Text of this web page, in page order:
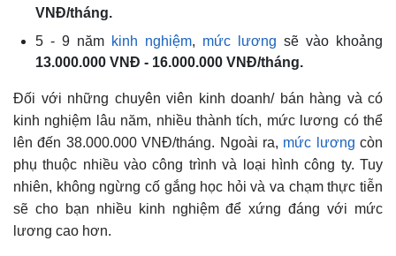
VNĐ/tháng.
5 - 9 năm kinh nghiệm, mức lương sẽ vào khoảng
13.000.000 VNĐ - 16.000.000 VNĐ/tháng.
Đối với những chuyên viên kinh doanh/ bán hàng và có
kinh nghiệm lâu năm, nhiều thành tích, mức lương có thể
lên đến 38.000.000 VNĐ/tháng. Ngoài ra, mức lương còn
phụ thuộc nhiều vào công trình và loại hình công ty. Tuy
nhiên, không ngừng cố gắng học hỏi và va chạm thực tiễn
sẽ cho bạn nhiều kinh nghiệm để xứng đáng với mức
lương cao hơn.